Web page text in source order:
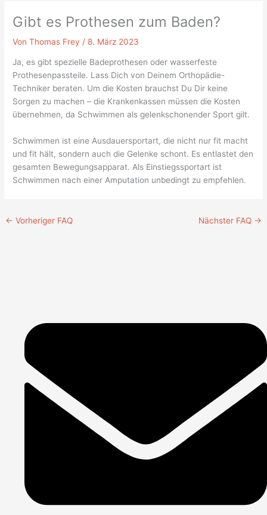
Gibt es Prothesen zum Baden?
VonThomas Frey / 8. März 2023
Ja, es gibt spezielle Badeprothesen oder wasserfeste
Prothesenpassteile. Lass Dich von Deinem Orthopädie-
Techniker beraten. Um die Kosten brauchst Du Dir keine
Sorgen zu machen – die Krankenkassen müssen die Kosten
übernehmen, da Schwimmen als gelenkschonender Sport gilt.
Schwimmen ist eine Ausdauersportart, die nicht nur fit macht
und fit hält, sondern auch die Gelenke schont. Es entlastet den
gesamten Bewegungsapparat. Als Einstiegssportart ist
Schwimmen nach einer Amputation unbedingt zu empfehlen.
← Vorheriger FAQ Nächster FAQ →